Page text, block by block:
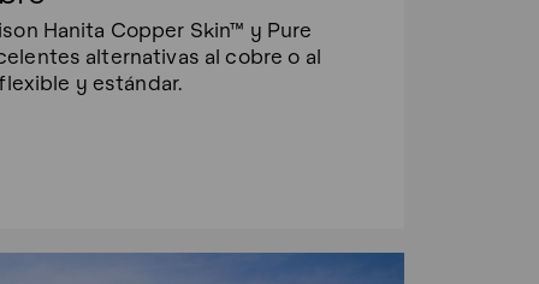
Hanita Copper Skin™ y Pure
alternativas al cobre o al
y estándar.